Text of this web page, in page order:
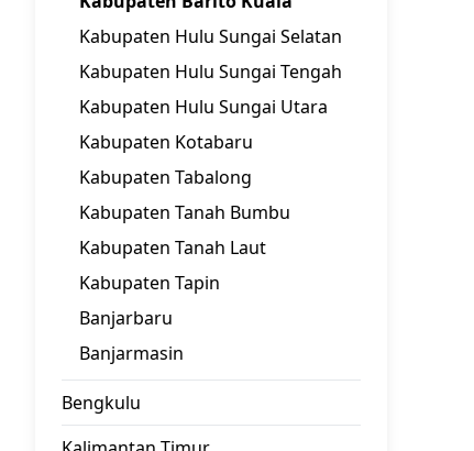
Kabupaten Hulu Sungai Selatan
Kabupaten Hulu Sungai Tengah
Kabupaten Hulu Sungai Utara
Kabupaten Kotabaru
Kabupaten Tabalong
Kabupaten Tanah Bumbu
Kabupaten Tanah Laut
Kabupaten Tapin
Banjarbaru
Banjarmasin
Bengkulu